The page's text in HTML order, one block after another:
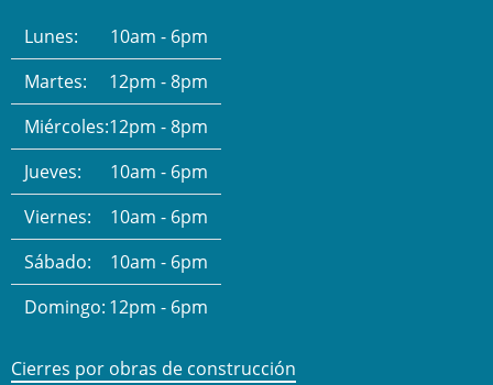
Lunes:
10am - 6pm
Martes:
12pm - 8pm
Miércoles:12pm - 8pm
Jueves:
10am - 6pm
Viernes:
10am - 6pm
Sábado:
10am - 6pm
Domingo: 12pm - 6pm
Cierres por obras de construcción